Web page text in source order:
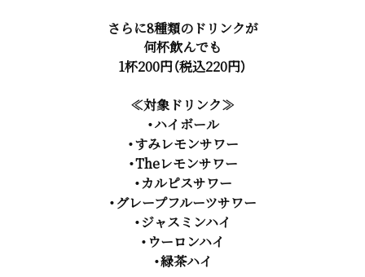
さらに8種類のドリンクが
何杯飲んでも
1杯200円（税込220円）
≪対象ドリンク≫
・ハイボール
・すみレモンサワー
・Theレモンサワー
・カルピスサワー
・グレープフルーツサワー
・ジャスミンハイ
・ウーロンハイ
・緑茶ハイ